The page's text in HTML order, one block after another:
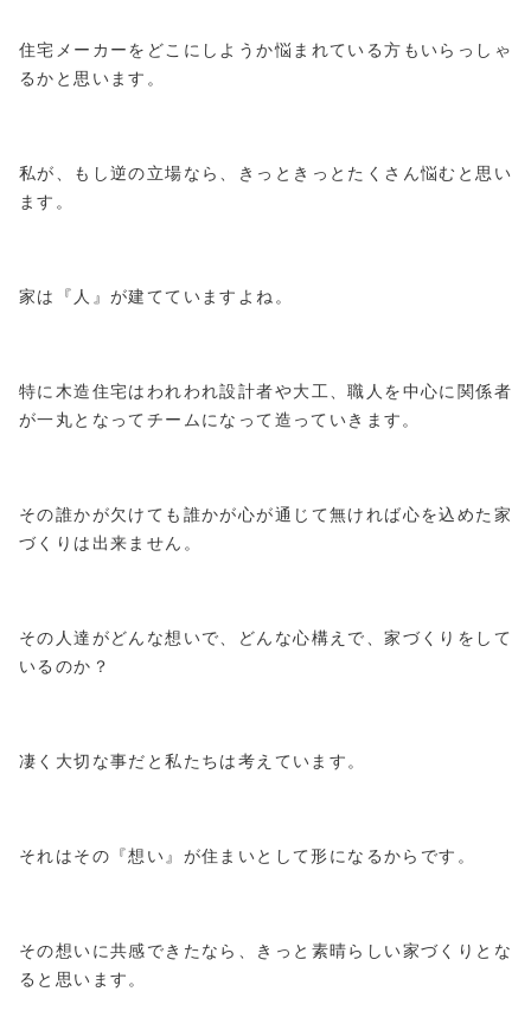
住宅メーカーをどこにしようか悩まれている方もいらっしゃ
るかと思います。
私が、もし逆の立場なら、きっときっとたくさん悩むと思い
ます。
家は『人』が建てていますよね。
特に木造住宅はわれわれ設計者や大工、職人を中心に関係者
が一丸となってチームになって造っていきます。
その誰かが欠けても誰かが心が通じて無ければ心を込めた家
づくりは出来ません。
その人達がどんな想いで、どんな心構えで、家づくりをして
いるのか？
凄く大切な事だと私たちは考えています。
それはその『想い』が住まいとして形になるからです。
その想いに共感できたなら、きっと素晴らしい家づくりとな
ると思います。